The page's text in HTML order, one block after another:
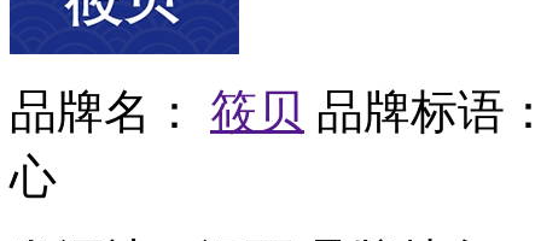
品牌名： 筱贝 品牌标语
心